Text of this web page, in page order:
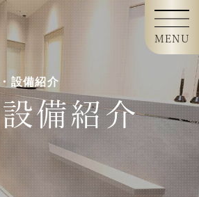
設備紹介
設備紹介
MENU